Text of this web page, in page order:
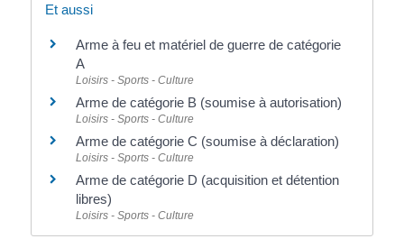
Et aussi
Arme à feu et matériel de guerre de catégorie
A
Loisirs - Sports - Culture
Arme de catégorie B (soumise à autorisation)
Loisirs - Sports - Culture
Arme de catégorie C (soumise à déclaration)
Loisirs - Sports - Culture
Arme de catégorie D (acquisition et détention
libres)
Loisirs - Sports - Culture